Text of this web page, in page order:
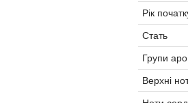
Рік
Стать
Групи
Верхні